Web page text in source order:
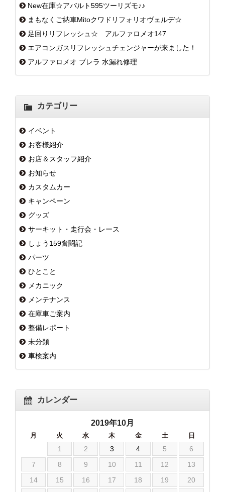
New在庫☆アバルト595ツーリズモ♪♪
まもなくご納車Mitoクワドリフォリオヴェルデ☆
足回りリフレッシュ☆ アルファロメオ147
エアコンガスリフレッシュチェンジャーが来ました！
アルファロメオ ブレラ 水漏れ修理
カテゴリー
イベント
お客様紹介
お店＆スタッフ紹介
お知らせ
カスタムカー
キャンペーン
グッズ
サーキット・走行会・レース
しょう159奮闘記
パーツ
ひとこと
メカニック
メンテナンス
在庫車ご案内
整備レポート
未分類
車検案内
カレンダー
2019年10月
月 火 水 木 金 土 日
1 2 3 4 5
6
7
8 9 10 11 12
13
14
15 16 17 18 19
20